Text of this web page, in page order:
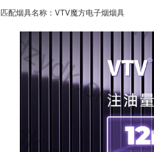
匹配烟具名称：VTV魔方电子烟烟具